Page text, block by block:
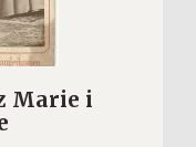
Marie i